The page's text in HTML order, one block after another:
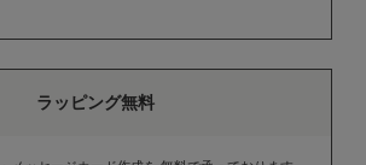
ラッピング無料